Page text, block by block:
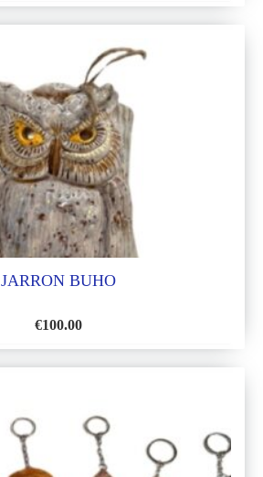
A
LA
LISTA
DE
DESEOS
JARRON BUHO
€100.00
A
LISTA